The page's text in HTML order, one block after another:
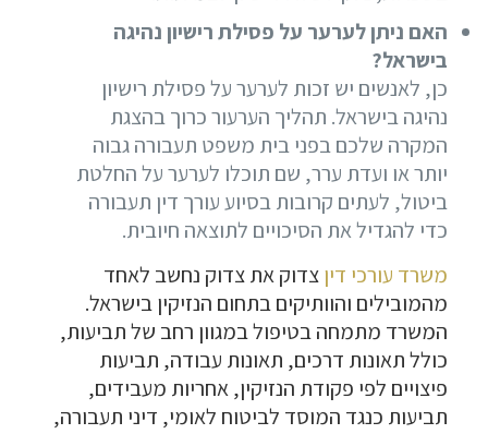
האם ניתן לערער על פסילת רישיון נהיגה
בישראל?
כן, לאנשים יש זכות לערער על פסילת רישיון
נהיגה בישראל. תהליך הערעור כרוך בהצגת
המקרה שלכם בפני בית משפט תעבורה גבוה
יותר או ועדת ערר, שם תוכלו לערער על החלטת
ביטול, לעתים קרובות בסיוע עורך דין תעבורה
כדי להגדיל את הסיכויים לתוצאה חיובית.
משרד עורכי דיןצדוק את צדוק נחשב לאחד
מהמובילים והוותיקים בתחום הנזיקין בישראל.
המשרד מתמחה בטיפול במגוון רחב של תביעות,
כולל תאונות דרכים, תאונות עבודה, תביעות
פיצויים לפי פקודת הנזיקין, אחריות מעבידים,
תביעות כנגד המוסד לביטוח לאומי, דיני תעבורה,